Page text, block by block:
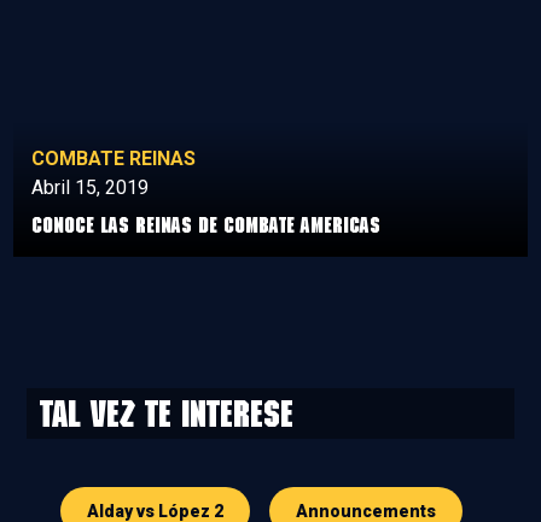
COMBATE REINAS
Abril 15, 2019
Conoce las Reinas de Combate Americas
Tal vez te interese
Alday vs López 2 Announcements